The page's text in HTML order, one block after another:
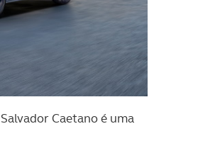
Caetano é uma